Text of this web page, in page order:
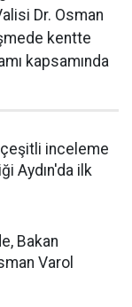
Dr. Osman
kentte
kapsamında
çeşitli inceleme
Aydın'da ilk
Bakan
Varol